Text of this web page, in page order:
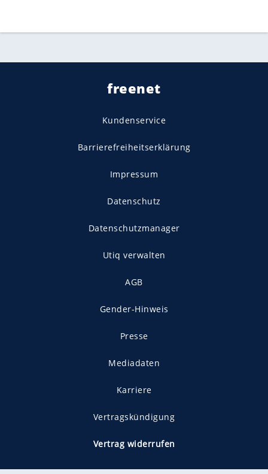
freenet
Kundenservice
Barrierefreiheitserklärung
Impressum
Datenschutz
Datenschutzmanager
Utiq verwalten
AGB
Gender-Hinweis
Presse
Mediadaten
Karriere
Vertragskündigung
Vertrag widerrufen